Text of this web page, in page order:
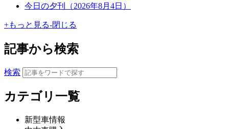
今日の夕刊（2026年8月4日）
+もっと見る-閉じる
記事から検索
検索
カテゴリ一覧
新型車情報